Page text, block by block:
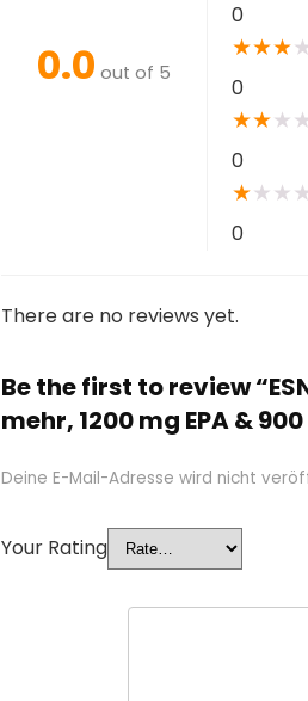
0.0 out of 5
0
★★★★
0
★★★ ★
0
★★ ★ ★
0
There are no reviews yet.
Be the first to review
mehr, 1200 mg EPA &
Deine E-Mail-Adresse wird nicht
Your Rating